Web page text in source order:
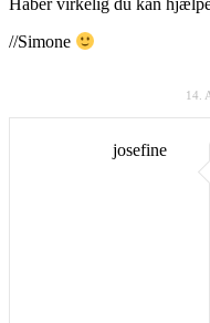
Håber virkelig du kan
//Simone
14.
josefine